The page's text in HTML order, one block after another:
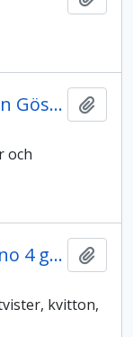
Harmångers socken: Rättaren Gösta Roséns arkiv
och
Harmångers socken: Stocka no 4 gårdsarkiv
kvitton,